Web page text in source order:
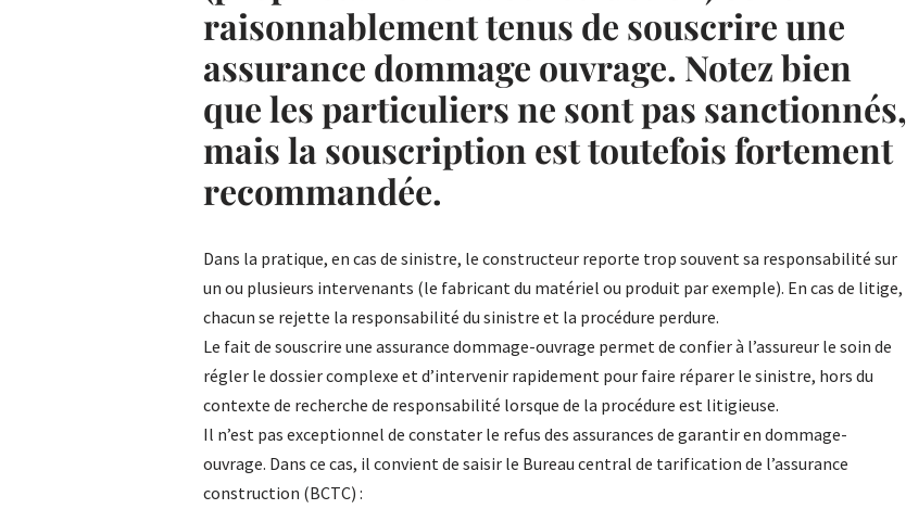
raisonnablement tenus de souscrire une
assurance dommage ouvrage. Notez bien
que les particuliers ne sont pas sanctionnés,
mais la souscription est toutefois fortement
recommandée.
Dans la pratique, en cas de sinistre, le constructeur reporte trop souvent sa responsabilité sur
un ou plusieurs intervenants (le fabricant du matériel ou produit par exemple). En cas de litige,
chacun se rejette la responsabilité du sinistre et la procédure perdure.
Le fait de souscrire une assurance dommage-ouvrage permet de confier à l’assureur le soin de
régler le dossier complexe et d’intervenir rapidement pour faire réparer le sinistre, hors du
contexte de recherche de responsabilité lorsque de la procédure est litigieuse.
Il n’est pas exceptionnel de constater le refus des assurances de garantir en dommage-
ouvrage. Dans ce cas, il convient de saisir le Bureau central de tarification de l’assurance
construction (BCTC) :